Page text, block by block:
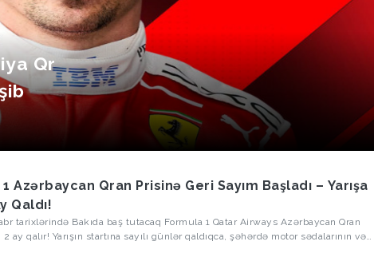
Qr
Azərbaycan Qran Prisinə Geri Sayım Başladı – Yarışa
Qaldı!
tarixlərində Bakıda baş tutacaq Formula 1 Qatar Airways Azərbaycan Qran
ay qalır! Yarışın startına sayılı günlər qaldıqca, şəhərdə motor sədalarının və